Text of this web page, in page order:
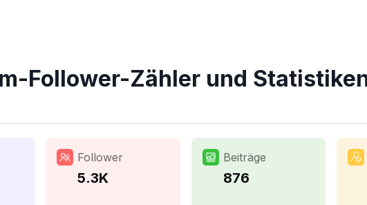
Follower-Zähler und
Follower
5.3K
Beiträge
876